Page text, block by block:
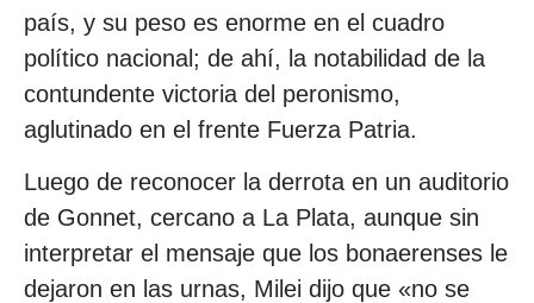
país, y su peso es enorme en el cuadro
político nacional; de ahí, la notabilidad de la
contundente victoria del peronismo,
aglutinado en el frente Fuerza Patria.
Luego de reconocer la derrota en un auditorio
de Gonnet, cercano a La Plata, aunque sin
interpretar el mensaje que los bonaerenses le
dejaron en las urnas, Milei dijo que «no se